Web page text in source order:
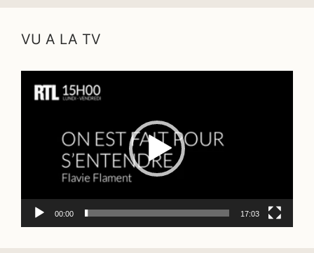
VU A LA TV
vidéo
00:00 17:03